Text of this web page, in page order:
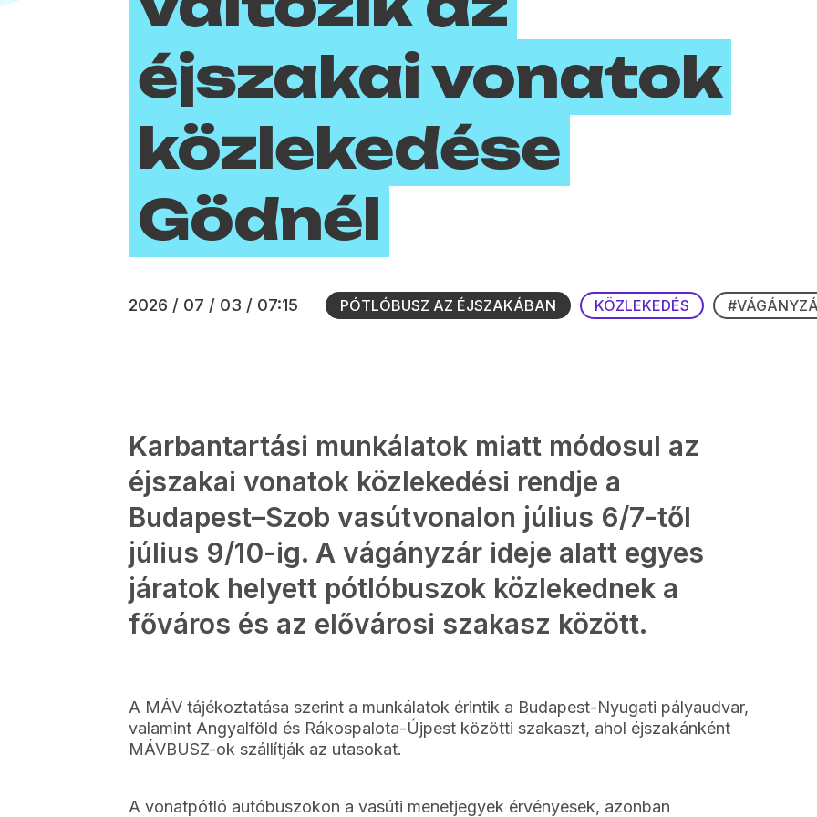
éjszakai vonatok
közlekedése
Gödnél
2026 / 07 / 03 / 07:15 PÓTLÓBUSZ AZ ÉJSZAKÁBAN KÖZLEKEDÉS
Karbantartási munkálatok miatt módosul az
éjszakai vonatok közlekedési rendje a
Budapest–Szob vasútvonalon július 6/7-től
július 9/10-ig. A vágányzár ideje alatt egyes
járatok helyett pótlóbuszok közlekednek a
főváros és az elővárosi szakasz között.
A MÁV tájékoztatása szerint a munkálatok érintik a Budapest-Nyugati pályaudvar,
valamint Angyalföld és Rákospalota-Újpest közötti szakaszt, ahol éjszakánként
MÁVBUSZ-ok szállítják az utasokat.
A vonatpótló autóbuszokon a vasúti menetjegyek érvényesek, azonban